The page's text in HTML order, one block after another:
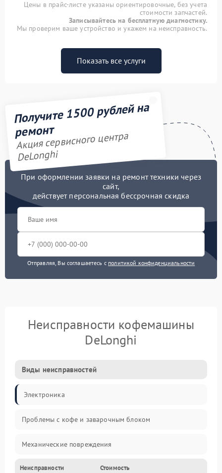
Цены в прайс-листе указаны ориентировочные, без учета
стоимости запчастей.
Записывайтесь на бесплатную диагностику.
Мы проверим ваше устройство и укажем на неисправность.
Показать все услуги
Получите 1500 рублей на
ремонт
Акция сервисного центра
DeLonghi
При оформлении заявки на ремонт техники через
сайт,
действует персональная бессрочная скидка
Отправляя, Вы соглашаетесь с политикой конфиденциальности
Неисправности кофемашины
DeLonghi
Виды неисправностей
Электроника
Проблемы с кофе и заварочным блоком
Механические повреждения
Прочие неисправности
Неисправности Стоимость